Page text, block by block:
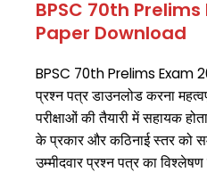
BPSC 70th
Paper Download
BPSC 70th Prelims Exam
प्रश्न पत्र डाउनलोड करना
परीक्षाओं की तैयारी में सहायक
के प्रकार और कठिनाई स्तर को
उम्मीदवार प्रश्न पत्र का